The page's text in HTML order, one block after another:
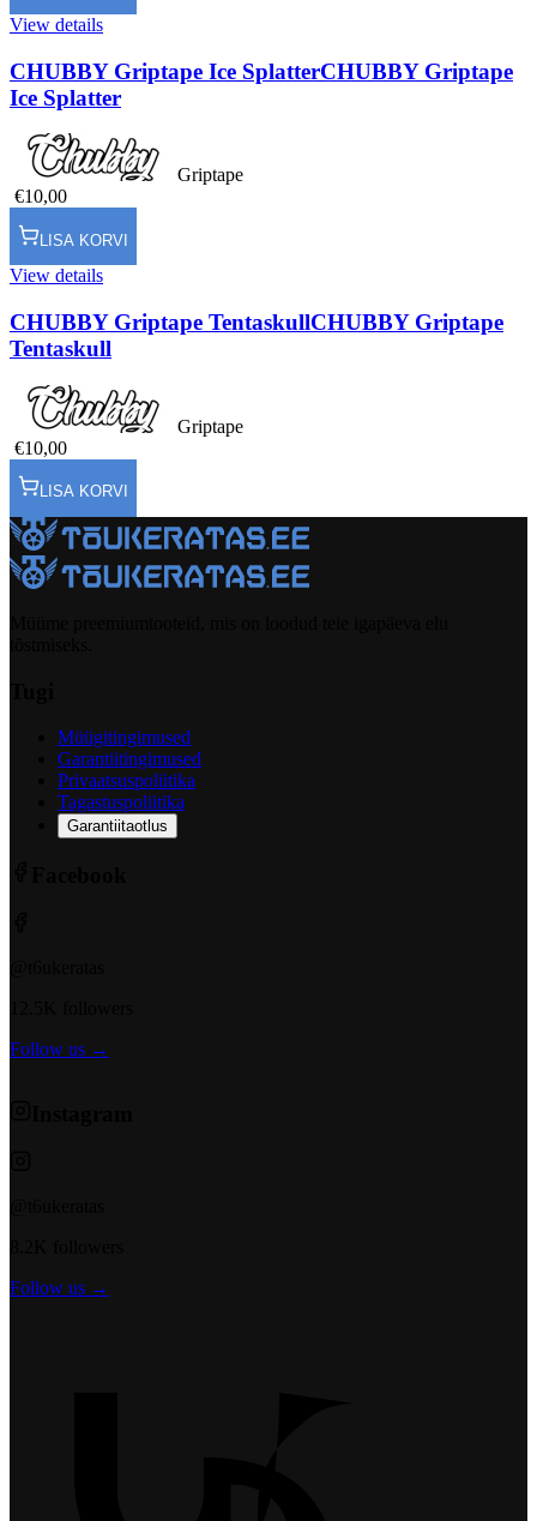
View details
CHUBBY Griptape Ice SplatterCHUBBY Griptape
Ice Splatter
Griptape
€10,00
LISA KORVI
View details
CHUBBY Griptape TentaskullCHUBBY Griptape
Tentaskull
Griptape
€10,00
LISA KORVI
Müügitingimused
Garantiitingimused
Privaatsuspoliitika
Tagastuspoliitika
Garantiitaotlus
Follow us →
Follow us →